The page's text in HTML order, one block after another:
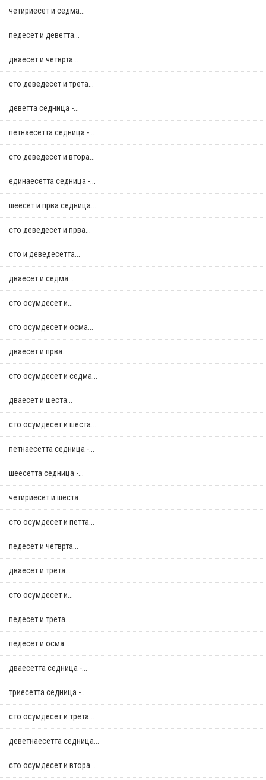
четириесет и седма...
педесет и деветта...
дваесет и четврта...
сто деведесет и трета...
деветта седница -...
петнаесетта седница -...
сто деведесет и втора...
единаесетта седница -...
шеесет и прва седница...
сто деведесет и прва...
сто и деведесетта...
дваесет и седма...
сто осумдесет и...
сто осумдесет и осма...
дваесет и прва...
сто осумдесет и седма...
дваесет и шеста...
сто осумдесет и шеста...
петнаесетта седница -...
шеесетта седница -...
четириесет и шеста...
сто осумдесет и петта...
педесет и четврта...
дваесет и трета...
сто осумдесет и...
педесет и трета...
педесет и осма...
дваесетта седница -...
триесетта седница -...
сто осумдесет и трета...
деветнаесетта седница...
сто осумдесет и втора...